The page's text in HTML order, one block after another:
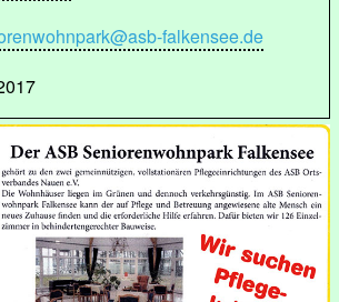
falkensee.de